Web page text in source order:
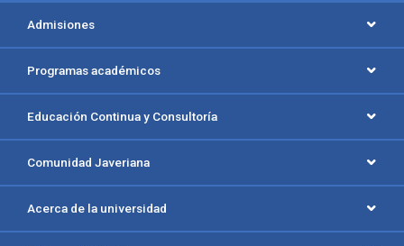
Menú principal del footer
Admisiones
Programas académicos
Educación Continua y Consultoría
Comunidad Javeriana
Acerca de la universidad